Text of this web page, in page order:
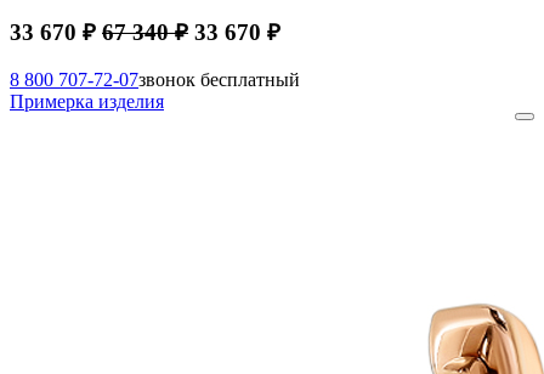
33 670 ₽ 67 340 ₽ 33 670 ₽
8 800 707-72-07звонок бесплатный
Примерка изделия